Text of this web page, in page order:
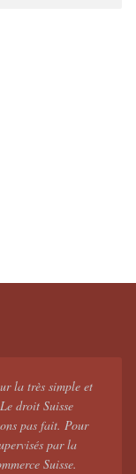
la très simple et
droit Suisse
pas fait. Pour
par la
Suisse.